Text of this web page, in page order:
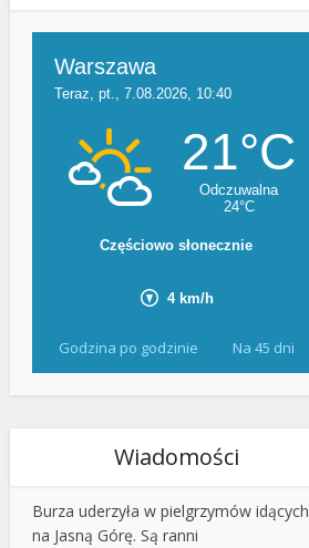
Godzina po godzinie Na 45 dni
Wiadomości
Burza uderzyła w pielgrzymów idących
na Jasną Górę. Są ranni